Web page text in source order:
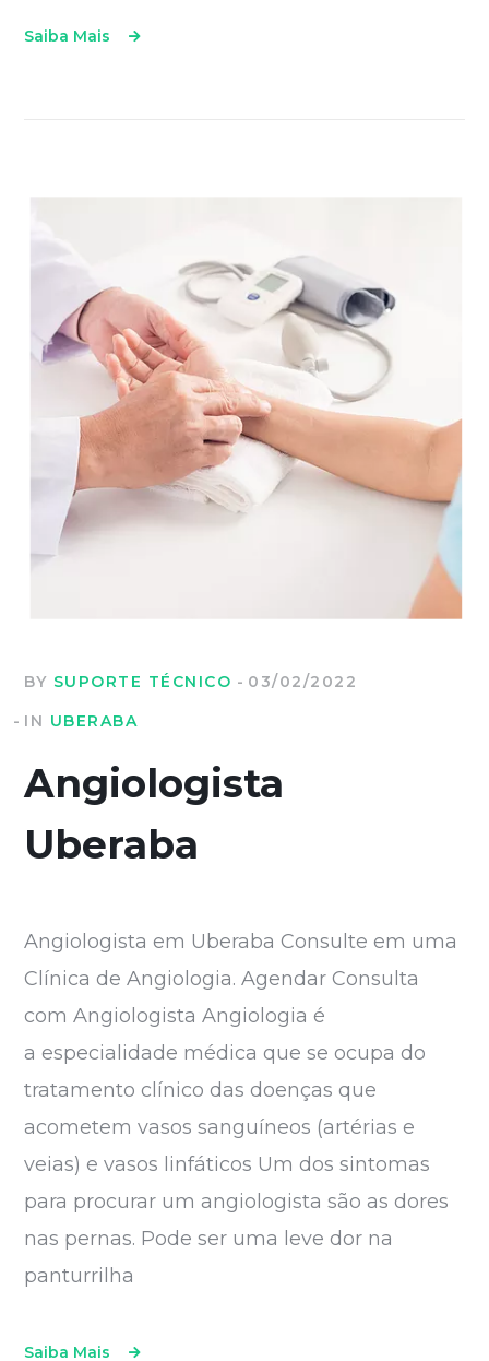
Saiba Mais
BY SUPORTE TÉCNICO
03/02/2022
IN UBERABA
Angiologista
Uberaba
Angiologista em Uberaba Consulte em uma
Clínica de Angiologia. Agendar Consulta
com Angiologista Angiologia é
a especialidade médica que se ocupa do
tratamento clínico das doenças que
acometem vasos sanguíneos (artérias e
veias) e vasos linfáticos Um dos sintomas
para procurar um angiologista são as dores
nas pernas. Pode ser uma leve dor na
panturrilha
Saiba Mais